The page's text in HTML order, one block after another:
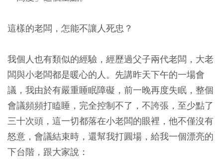
這樣的老闆，怎能不讓人死忠？
我個人也有類似的經驗，經歷過父子兩代老闆，大老
闆與小老闆都是暖心的人。先講昨天下午的一場會
議，我由於有嚴重睡眠障礙，前一晚再度失眠，整個
會議頻頻打瞌睡，完全控制不了，不誇張，至少點了
三十次頭，這一切都落在小老闆的眼裡，他不僅沒有
怒意，會議結束時，還幫我打圓場，給我一個漂亮的
下台階，跟大家說：